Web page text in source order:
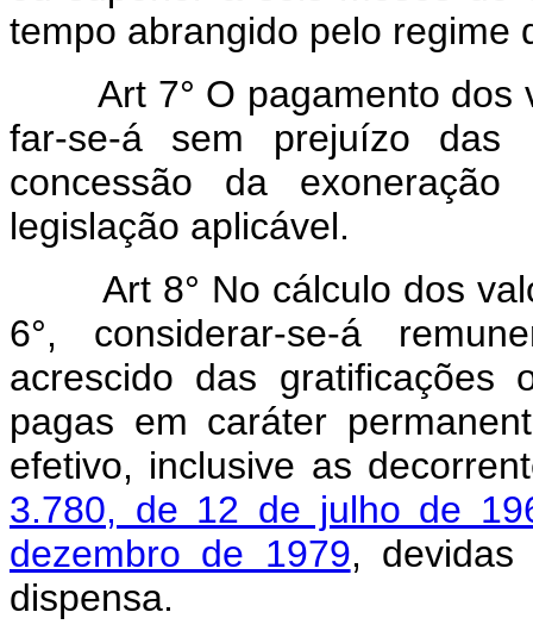
tempo abrangido pelo regime
Art 7° O pagamento dos
far-se-á sem prejuízo das
concessão da
legislação aplicável.
Art 8° No cálculo dos
6°, considerar-se-á
acrescido das gratificações
pagas em caráter
efetivo, inclusive as
3.780, de 12 de julho de
dezembro de 1979,
dispensa.